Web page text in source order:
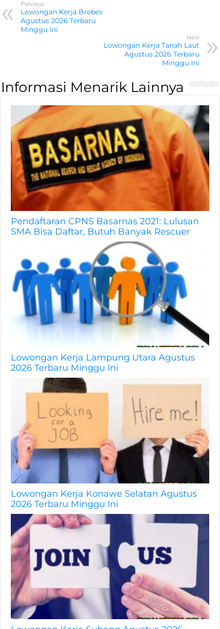
Previous
Lowongan Kerja Brebes
Agustus 2026 Terbaru
Minggu Ini
Next
Lowongan Kerja Tanah Laut
Agustus 2026 Terbaru
Minggu Ini
Informasi Menarik Lainnya
Pendaftaran CPNS Basarnas 2021: Lulusan
SMA Bisa Daftar, Butuh Banyak Rescuer
Lowongan Kerja Lampung Utara Agustus
2026 Terbaru Minggu Ini
Lowongan Kerja Konawe Selatan Agustus
2026 Terbaru Minggu Ini